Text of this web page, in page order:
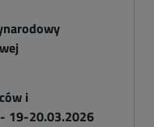
i
19-20.03.2026